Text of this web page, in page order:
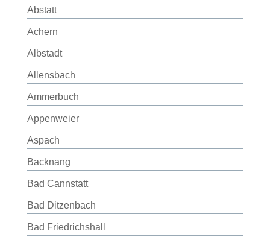
Abstatt
Achern
Albstadt
Allensbach
Ammerbuch
Appenweier
Aspach
Backnang
Bad Cannstatt
Bad Ditzenbach
Bad Friedrichshall